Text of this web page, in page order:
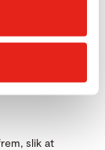
deg fast i.
øvelsen
slik at